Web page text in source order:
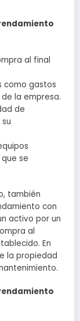
al final
como gastos
la empresa.
de
se
también
con
activo por un
al
En
la propiedad